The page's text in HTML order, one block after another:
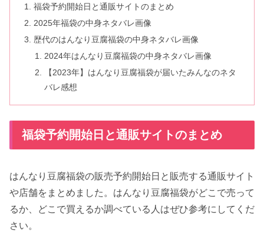
福袋予約開始日と通販サイトのまとめ
2025年福袋の中身ネタバレ画像
歴代のはんなり豆腐福袋の中身ネタバレ画像
2024年はんなり豆腐福袋の中身ネタバレ画像
【2023年】はんなり豆腐福袋が届いたみんなのネタ
バレ感想
福袋予約開始日と通販サイトのまとめ
はんなり豆腐福袋の販売予約開始日と販売する通販サイト
や店舗をまとめました。はんなり豆腐福袋がどこで売って
るか、どこで買えるか調べている人はぜひ参考にしてくだ
さい。